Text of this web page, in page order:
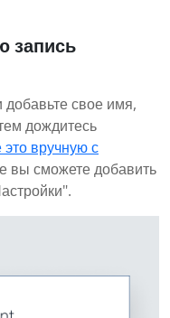
запись
свое имя,
дождитесь
это вручную с
вы сможете добавить